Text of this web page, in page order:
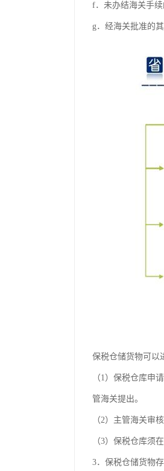
f．未办结海关手续
g．经海关批准的
保税仓储货物可以
（1）保税仓库申
管海关提出。
（2）主管海关审
（3）保税仓库须
3．保税仓储货物